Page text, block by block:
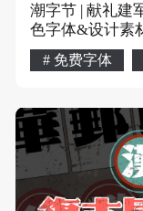
潮字节 | 献礼建
色字体&设计素
# 免费字体